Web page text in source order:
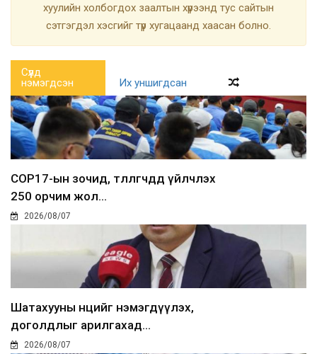
хуулийн холбогдох заалтын хүрээнд тус сайтын
сэтгэгдэл хэсгийг түр хугацаанд хаасан болно.
Сүүлд
нэмэгдсэн
Их уншигдсан
COP17-ын зочид, төлөөлөгчдөд үйлчлэх
250 орчим жол...
2026/08/07
Шатахууны нөөцийг нэмэгдүүлэх,
доголдлыг арилгахад...
2026/08/07